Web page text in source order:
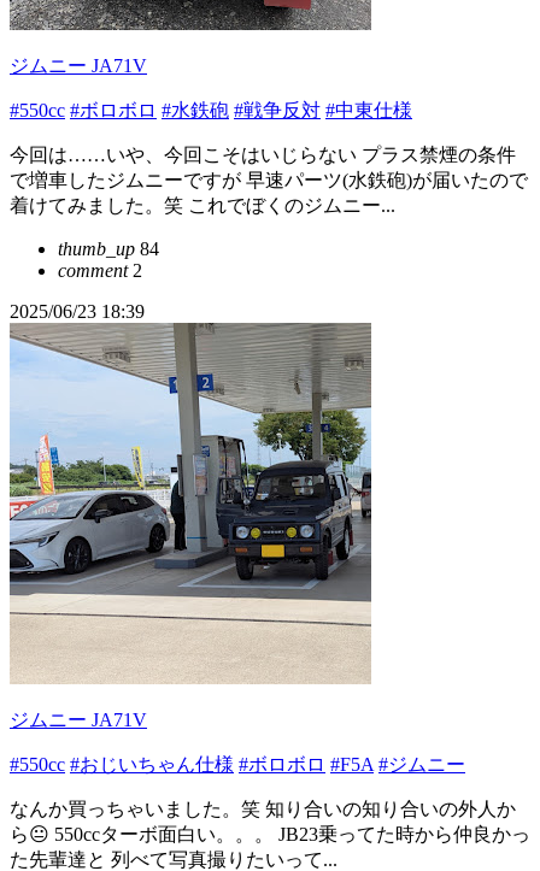
ジムニー JA71V
#550cc #ボロボロ #水鉄砲 #戦争反対 #中東仕様
今回は……いや、今回こそはいじらない プラス禁煙の条件
で増車したジムニーですが 早速パーツ(水鉄砲)が届いたので
着けてみました。笑 これでぼくのジムニー...
thumb_up 84
comment2
2025/06/23 18:39
ジムニー JA71V
#550cc #おじいちゃん仕様 #ボロボロ #F5A #ジムニー
なんか買っちゃいました。笑 知り合いの知り合いの外人か
ら😐 550ccターボ面白い。。。 JB23乗ってた時から仲良かっ
た先輩達と 列べて写真撮りたいって...